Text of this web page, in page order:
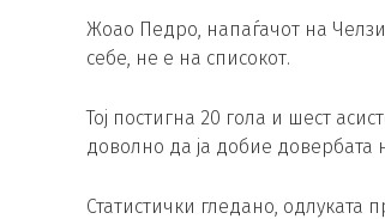
Жоао Педро, напаѓачот на
себе, не е на списокот.
Тој постигна 20 гола и шест
доволно да ја добие довербата
Статистички гледано,